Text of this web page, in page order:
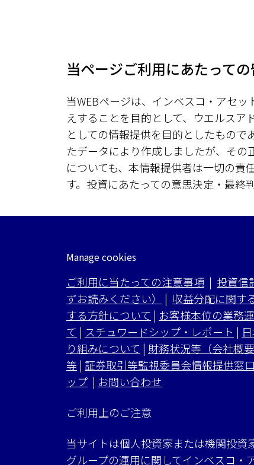
当ページご利用にあたって
当WEBページは、インベスコ・アセ
えすることを目的として、ウエルス
としての情報提供を目的としたもの
たデータにより作成しましたが、そ
についても、本情報提供者は一切の
す。投資にあたっての意思決定・最終
Manage cookies
ご利用に当たっての注意事項 | 投資信
ずお読みください）
| 収益分配に関す
する方針について | お客様本位の業務
て | スチュワードシップ・レポート |
り組みについて | 財務状況等（会社概要
等 | 証券取引等監視委員会情報提供窓口
ップ | お問い合わせ
ご利用上のご注意
当サイトは個人投資家または機関投
グループの運用に関してインベスコ・